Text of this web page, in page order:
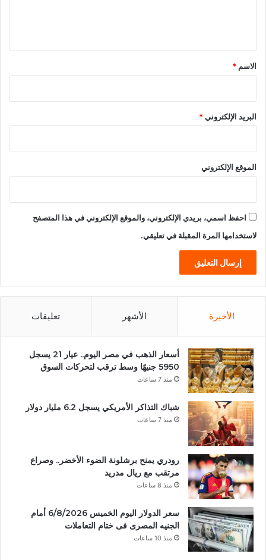
*
الاسم *
البريد الإلكتروني*
الموقع الإلكتروني
احفظ اسمي، بريدي الإلكتروني، والموقع الإلكتروني في هذا المتصفح
لاستخدامها المرة المقبلة في تعليقي.
الأخيرة الأشهر تعليقات
أسعار الذهب في مصر اليوم.. عيار 21 يسجل
5950 جنيهًا وسط ترقب لتحركات السوق
منذ 7 ساعات
شباك التذاكر الأمريكي يسجل 6.2 مليار دولار
منذ 7 ساعات
رودري يمنح برشلونة الضوء الأخضر.. وصراع
مرتقب مع ريال مدريد
منذ 8 ساعات
سعر الدولار اليوم الخميس 6/8/2026 أمام
الجنيه المصرى فى ختام التعاملات
منذ 10 ساعات